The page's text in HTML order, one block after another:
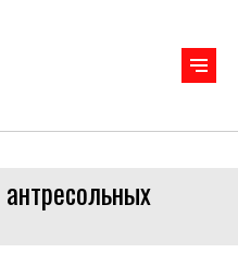
антресольных